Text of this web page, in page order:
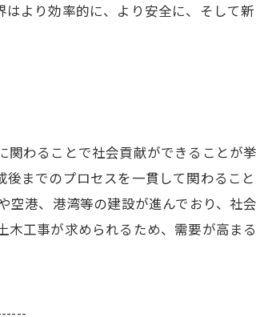
より効率的に、より安全に、そして
わることで社会貢献ができることが
までのプロセスを一貫して関わるこ
空港、港湾等の建設が進んでおり、社
工事が求められるため、需要が高ま